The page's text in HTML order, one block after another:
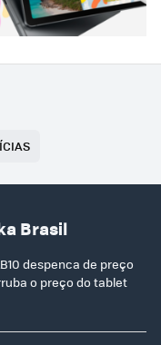
Brasil
despenca de preço
o preço do tablet